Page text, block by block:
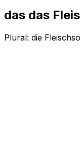
das das
Plural: die